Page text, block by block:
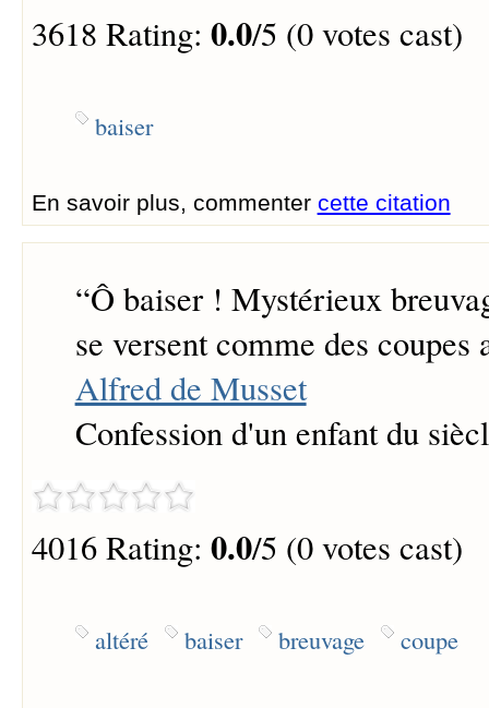
3618 Rating: 0.0/5 (0 votes cast)
baiser
En savoir plus, commenter cette citation
“Ô baiser ! Mystérieux
se versent comme des coupes
Alfred de Musset
Confession d'un enfant du
4016 Rating: 0.0/5 (0 votes cast)
altéré baiser breuvage coupe